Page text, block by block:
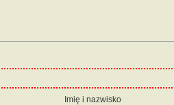
Imię i nazwisko